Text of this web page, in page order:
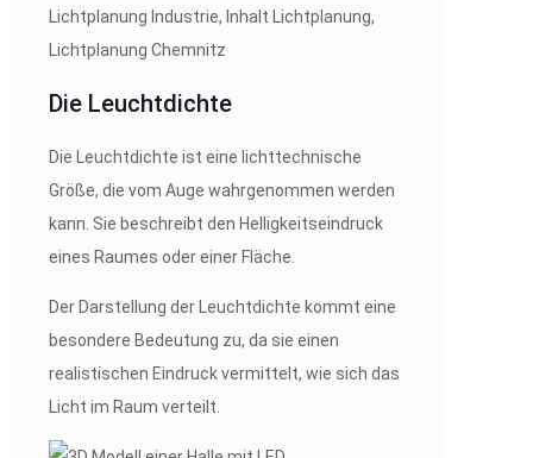
Die Leuchtdichte
Die Leuchtdichte ist eine lichttechnische
Größe, die vom Auge wahrgenommen werden
kann. Sie beschreibt den Helligkeitseindruck
eines Raumes oder einer Fläche.
Der Darstellung der Leuchtdichte kommt eine
besondere Bedeutung zu, da sie einen
realistischen Eindruck vermittelt, wie sich das
Licht im Raum verteilt.